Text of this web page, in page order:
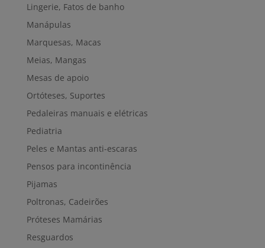
Lingerie, Fatos de banho
Manápulas
Marquesas, Macas
Meias, Mangas
Mesas de apoio
Ortóteses, Suportes
Pedaleiras manuais e elétricas
Pediatria
Peles e Mantas anti-escaras
Pensos para incontinência
Pijamas
Poltronas, Cadeirões
Próteses Mamárias
Resguardos